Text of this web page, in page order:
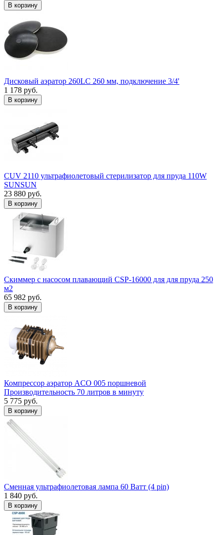
В корзину
Дисковый аэратор 260LC 260 мм, подключение 3/4'
1 178 руб.
В корзину
CUV 2110 ультрафиолетовый стерилизатор для пруда 110W
SUNSUN
23 880 руб.
В корзину
Скиммер с насосом плавающий CSP-16000 для для пруда 250
м2
65 982 руб.
В корзину
Компрессор аэратор ACO 005 поршневой
Производительность 70 литров в минуту
5 775 руб.
В корзину
Сменная ультрафиолетовая лампа 60 Ватт (4 pin)
1 840 руб.
В корзину